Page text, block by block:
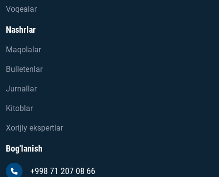
Voqealar
Nashrlar
Maqolalar
Bulletenlar
Jurnallar
Kitoblar
Xorijiy ekspertlar
Bog'lanish
+998 71 207 08 66